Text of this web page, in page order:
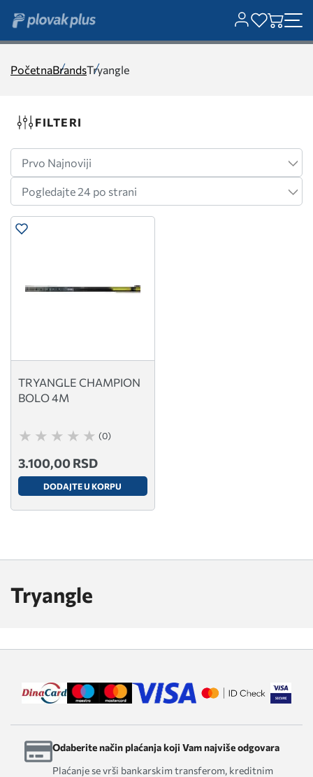
PočetnaBrandsTryangle
Tryangle
FILTERI
TRYANGLE CHAMPION
BOLO 4M
(0)
3.100,00 RSD
DODAJTE U KORPU
Odaberite način plaćanja koji Vam najviše odgovara
Plaćanje se vrši bankarskim transferom, kreditnim